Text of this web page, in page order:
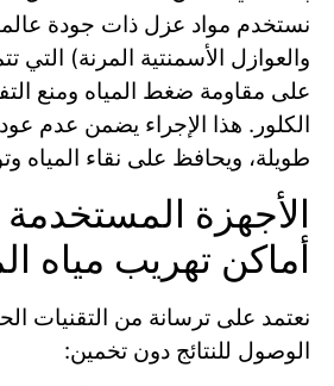
نستخدم مواد عزل ذات جودة
والعوازل الأسمنتية المرنة) التي
على مقاومة ضغط المياه ومنع
الكلور. هذا الإجراء يضمن عدم
طويلة، ويحافظ على نقاء المياه
الأجهزة
أماكن تهريب مياه
نعتمد على ترسانة من التقنيات
الوصول للنتائج دون تخمين: